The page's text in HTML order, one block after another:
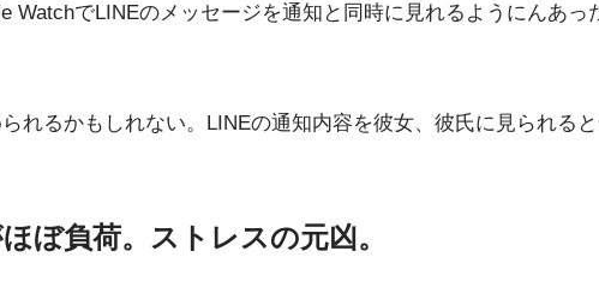
WatchでLINEのメッセージを通知と同時に見れるようにんあ
れるかもしれない。LINEの通知内容を彼女、彼氏に見られる
ぼ負荷。ストレスの元凶。